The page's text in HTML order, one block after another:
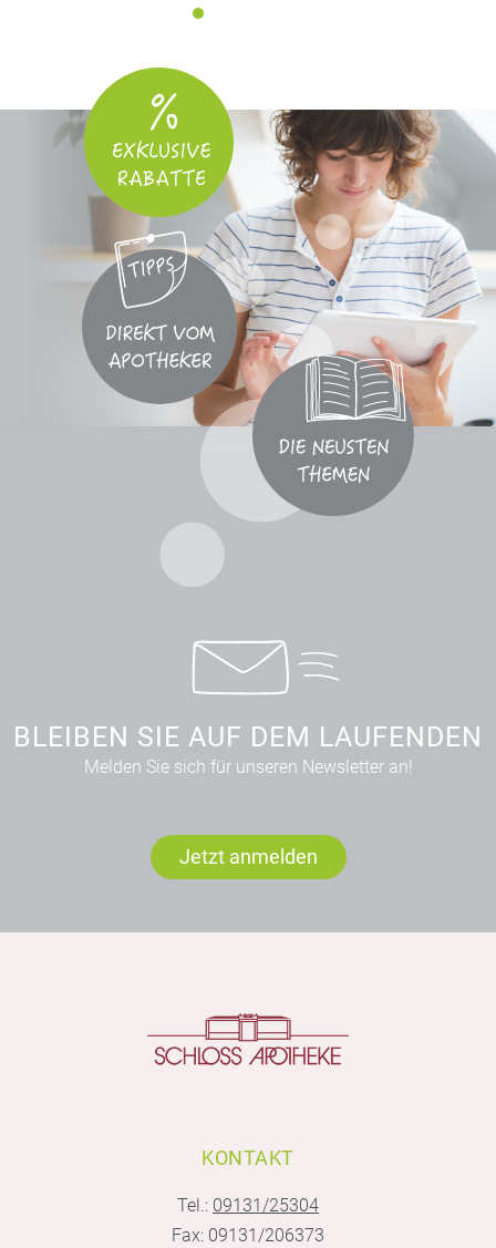
BLEIBEN SIE AUF DEM LAUFENDEN
Melden Sie sich für unseren Newsletter an!
Jetzt anmelden
KONTAKT
Tel.: 09131/25304
Fax: 09131/206373